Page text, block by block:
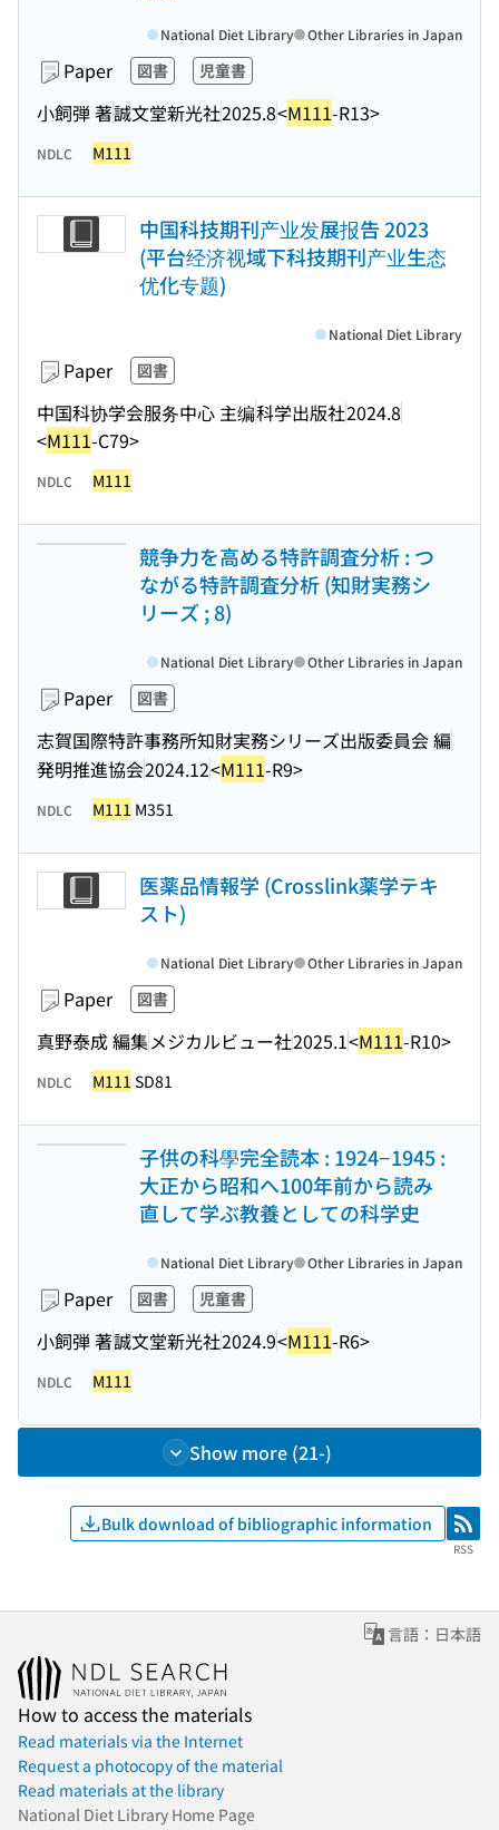
Paper 図書 児童書
小飼弾 著誠文堂新光社2025.8<M111-R13>
National Diet Library Other Libraries in Japan
NDLC M111
中国科技期刊产业发展报告 2023
(平台经济视域下科技期刊产业生态
优化专题)
Paper 図書
中国科协学会服务中心 主编科学出版社2024.8
<M111-C79>
National Diet Library
NDLC M111
競争力を高める特許調査分析 : つ
ながる特許調査分析 (知財実務シ
リーズ ; 8)
Paper 図書
志賀国際特許事務所知財実務シリーズ出版委員会 編
発明推進協会2024.12<M111-R9>
National Diet Library Other Libraries in Japan
NDLC M111 M351
医薬品情報学 (Crosslink薬学テキ
スト)
Paper 図書
真野泰成 編集メジカルビュー社2025.1<M111-R10>
National Diet Library Other Libraries in Japan
NDLC M111 SD81
子供の科學完全読本 : 1924−1945 :
大正から昭和へ100年前から読み
直して学ぶ教養としての科学史
Paper 図書 児童書
小飼弾 著誠文堂新光社2024.9<M111-R6>
National Diet Library Other Libraries in Japan
NDLC M111
Show more (21-)
Bulk download of bibliographic information RSS
RSS
言語：日本語
How to access the materials
Read materials via the Internet
Request a photocopy of the material
Read materials at the library
National Diet Library Home Page